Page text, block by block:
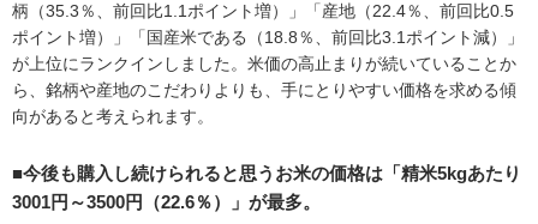
柄（35.3％、前回比1.1ポイント増）」「産地（22.4％、前回比0.5
ポイント増）」「国産米である（18.8％、前回比3.1ポイント減）」
が上位にランクインしました。米価の高止まりが続いていることか
ら、銘柄や産地のこだわりよりも、手にとりやすい価格を求める傾
向があると考えられます。
■今後も購入し続けられると思うお米の価格は「精米5kgあたり
3001円～3500円（22.6％）」が最多。